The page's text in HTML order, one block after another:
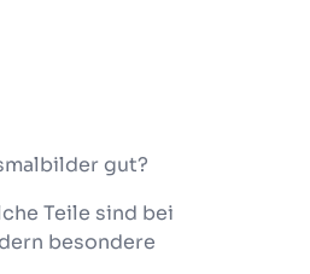
gut?
Teile sind bei
besondere